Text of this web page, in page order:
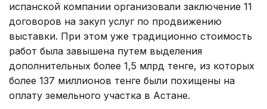
испанской компании организовали заключение 11
договоров на закуп услуг по продвижению
выставки. При этом уже традиционно стоимость
работ была завышена путем выделения
дополнительных более 1,5 млрд тенге, из которых
более 137 миллионов тенге были похищены на
оплату земельного участка в Астане.